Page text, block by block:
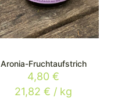
Aronia-Fruchtaufstrich
4,80 €
21,82 € / kg